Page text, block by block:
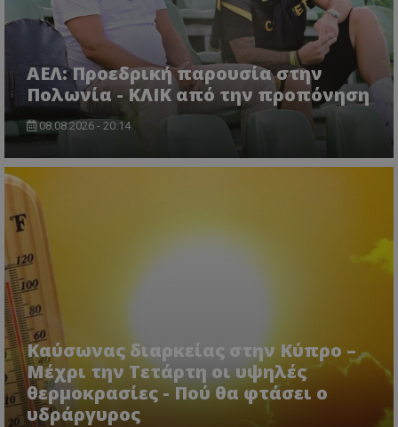
ΑΕΛ: Προεδρική παρουσία στην
Πολωνία - ΚΛΙΚ από την προπόνηση
08.08.2026 - 20:14
Καύσωνας διαρκείας στην Κύπρο –
Μέχρι την Τετάρτη οι υψηλές
θερμοκρασίες - Πού θα φτάσει ο
υδράργυρος